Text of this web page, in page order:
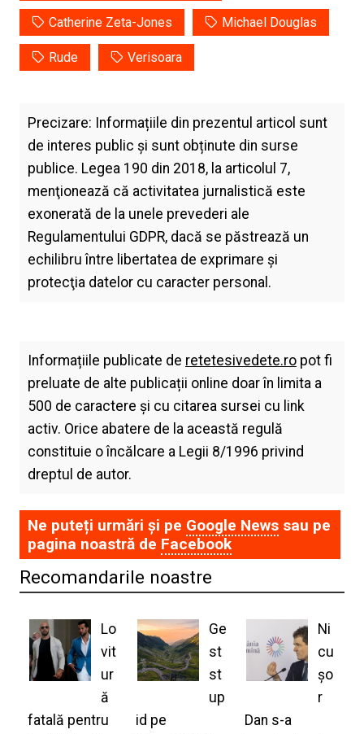
Catherine Zeta-Jones Michael Douglas
Rude Verisoara
Precizare: Informațiile din prezentul articol sunt
de interes public și sunt obținute din surse
publice. Legea 190 din 2018, la articolul 7,
menţionează că activitatea jurnalistică este
exonerată de la unele prevederi ale
Regulamentului GDPR, dacă se păstrează un
echilibru între libertatea de exprimare şi
protecţia datelor cu caracter personal.
Informațiile publicate de retetesivedete.ropot fi
preluate de alte publicații online doar în limita a
500 de caractere și cu citarea sursei cu link
activ. Orice abatere de la această regulă
constituie o încălcare a Legii 8/1996 privind
dreptul de autor.
Ne puteți urmări și pe Google Newssau pe
pagina noastră de Facebook
Recomandarile noastre
Lo
vit
ur
ă
fatală pentru
Ge
st
st
up
id pe
Ni
cu
șo
r
Dan s-a